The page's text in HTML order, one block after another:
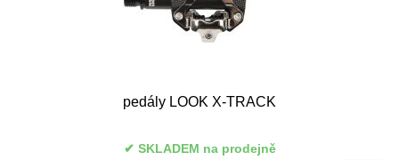
pedály LOOK X-TRACK
SKLADEM na prodejně